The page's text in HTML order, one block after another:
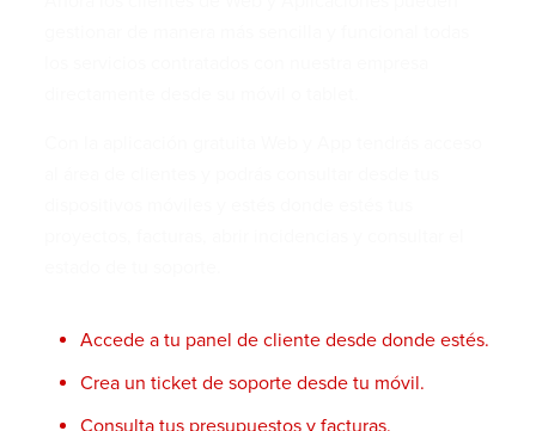
Accede a tu panel de cliente desde donde estés.
Crea un ticket de soporte desde tu móvil.
Consulta tus presupuestos y facturas.